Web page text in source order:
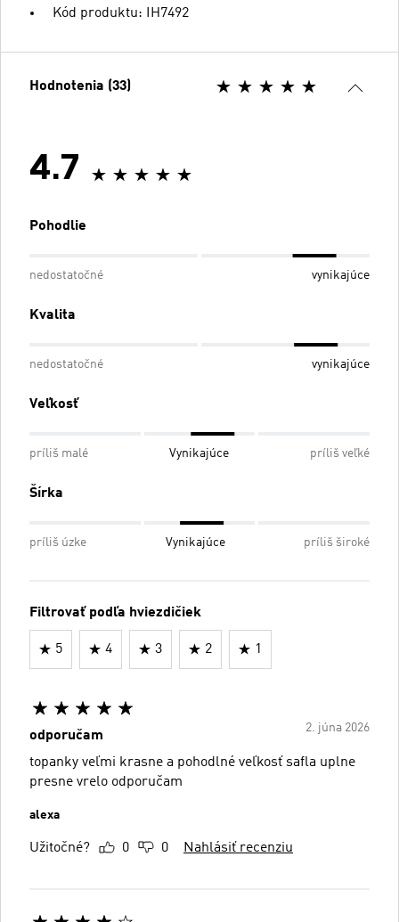
Kód produktu: IH7492
Hodnotenia (33)
4.7
Pohodlie
nedostatočné vynikajúce
Kvalita
nedostatočné vynikajúce
Veľkosť
príliš malé Vynikajúce príliš veľké
Šírka
príliš úzke Vynikajúce príliš široké
Filtrovať podľa hviezdičiek
5 4 3 2 1
2. júna 2026
odporučam
topanky veľmi krasne a pohodlné veľkosť safla uplne
presne vrelo odporučam
alexa
Užitočné? 0 0 Nahlásiť recenziu